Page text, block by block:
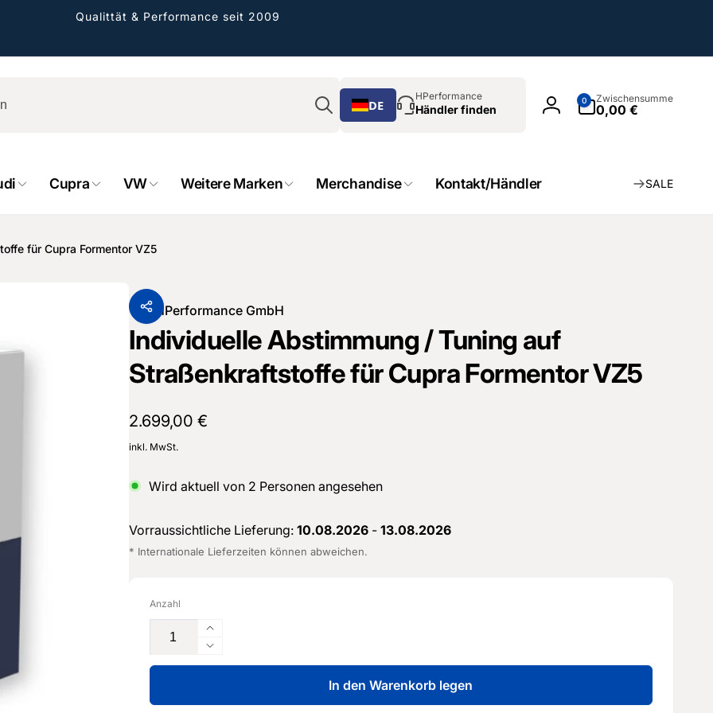
Qualittät & Performance seit 2009
Suchen
DE
HPerformance
Händler finden Einloggen
0
Artikel
Zwischensumme
0,00 €
Cupra VW Weitere Marken Merchandise Kontakt/Händler SALE
für Cupra Formentor VZ5
VonHPerformance GmbH
Individuelle Abstimmung / Tuning auf
Straßenkraftstoffe für Cupra Formentor VZ5
Normaler
Preis
2.699,00 €
inkl. MwSt.
Wird aktuell von 2 Personen angesehen
Vorraussichtliche Lieferung: 10.08.2026- 13.08.2026
* Internationale Lieferzeiten können abweichen.
Anzahl
Erhöhe
die
Menge
Individuelle
Verringere
die
für
In den Warenkorb legen